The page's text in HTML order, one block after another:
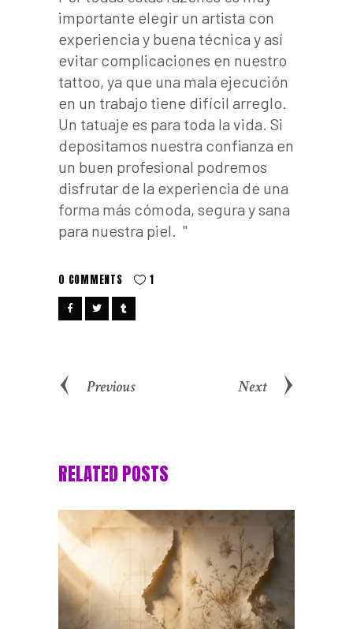
importante elegir un artista con
experiencia y buena técnica y así
evitar complicaciones en nuestro
tattoo, ya que una mala ejecución
en un trabajo tiene difícil arreglo.
Un tatuaje es para toda la vida. Si
depositamos nuestra confianza en
un buen profesional podremos
disfrutar de la experiencia de una
forma más cómoda, segura y sana
para nuestra piel.
0 COMMENTS 1
Previous Next
RELATED POSTS